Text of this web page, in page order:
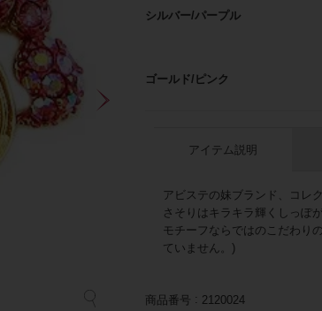
シルバー/パープル
ゴールド/ピンク
アイテム説明
アビステの妹ブランド、コレ
さそりはキラキラ輝くしっぽ
モチーフならではのこだわり
ていません。)
商品番号 2120024